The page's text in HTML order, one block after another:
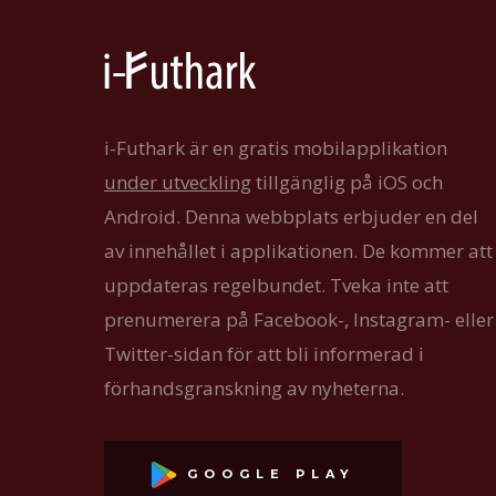
i-Futhark är en gratis mobilapplikation
under utvecklingtillgänglig på iOS och
Android. Denna webbplats erbjuder en del
av innehållet i applikationen. De kommer att
uppdateras regelbundet. Tveka inte att
prenumerera på Facebook-, Instagram- eller
Twitter-sidan för att bli informerad i
förhandsgranskning av nyheterna.
GOOGLE PLAY